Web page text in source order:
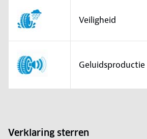
Veiligheid
Geluidsproductie
Verklaring sterren